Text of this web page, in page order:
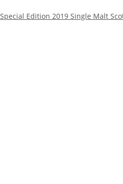
Edition 2019 Single Malt